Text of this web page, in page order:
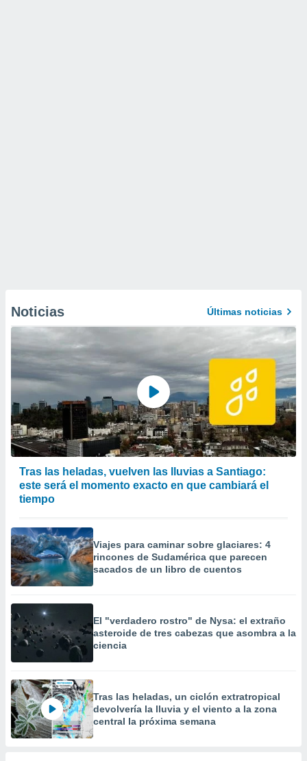
Noticias Últimas noticias
Tras las heladas, vuelven las lluvias a Santiago:
este será el momento exacto en que cambiará el
tiempo
Viajes para caminar sobre glaciares: 4
rincones de Sudamérica que parecen
sacados de un libro de cuentos
El "verdadero rostro" de Nysa: el extraño
asteroide de tres cabezas que asombra a la
ciencia
Tras las heladas, un ciclón extratropical
devolvería la lluvia y el viento a la zona
central la próxima semana